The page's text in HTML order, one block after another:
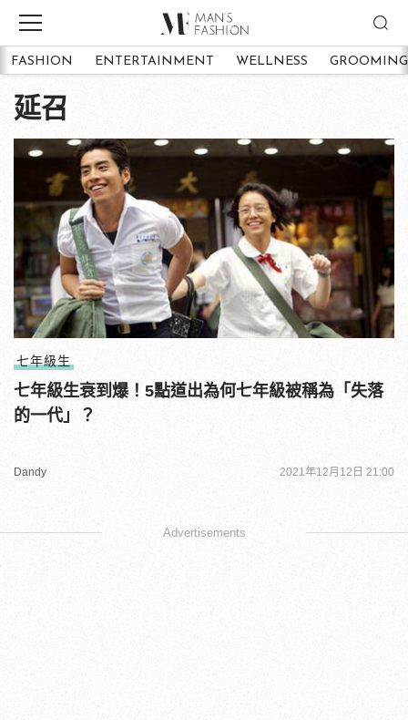
FASHION ENTERTAINMENT WELLNESS GROOMING
延召
七年級生
七年級生衰到爆！5點道出為何七年級被稱為「失落
的一代」？
Dandy 2021年12月12日 21:00
Advertisements